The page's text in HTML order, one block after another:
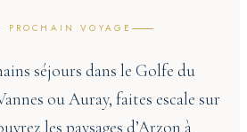
PROCHAIN VOYAGE
séjours dans le Golfe du
ou Auray, faites escale sur
les paysages d’Arzon à